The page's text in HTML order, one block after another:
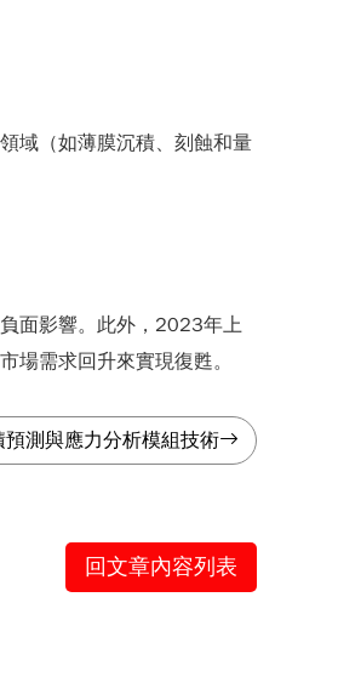
域（如薄膜沉積、刻蝕和量
面影響。此外，2023年上
場需求回升來實現復甦。
預測與應力分析模組技術
回文章內容列表